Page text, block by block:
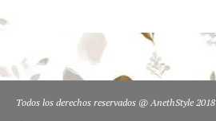
Todos los derechos reservados @ AnethStyle 2018